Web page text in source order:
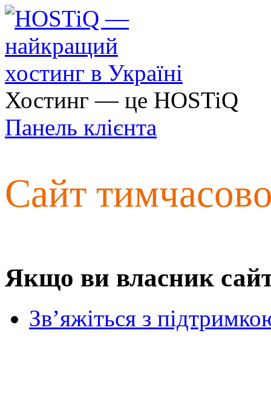
Хостинг — це HOSTiQ
Панель клієнта
Сайт
Якщо ви власник
Зв’яжіться з